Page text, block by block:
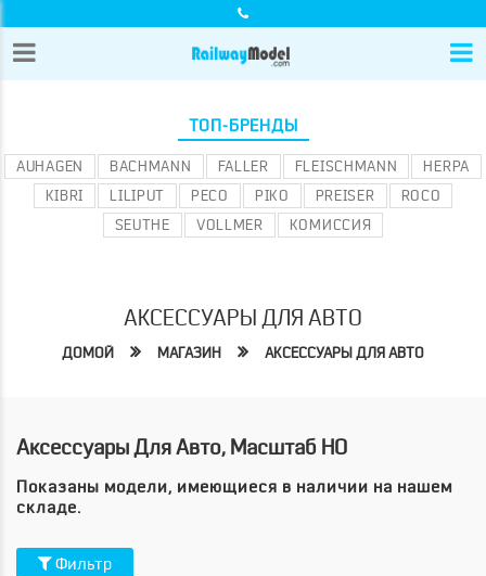
ТОП-БРЕНДЫ
AUHAGEN BACHMANN FALLER FLEISCHMANN
HERPA
KIBRI
LILIPUT PECO PIKO PREISER
ROCO
SEUTHE
VOLLMER КОМИССИЯ
АКСЕССУАРЫ ДЛЯ АВТО
ДОМОЙ МАГАЗИН АКСЕССУАРЫ ДЛЯ АВТО
Аксессуары Для Авто, Масштаб HO
Показаны модели, имеющиеся в наличии на нашем
складе.
Фильтр